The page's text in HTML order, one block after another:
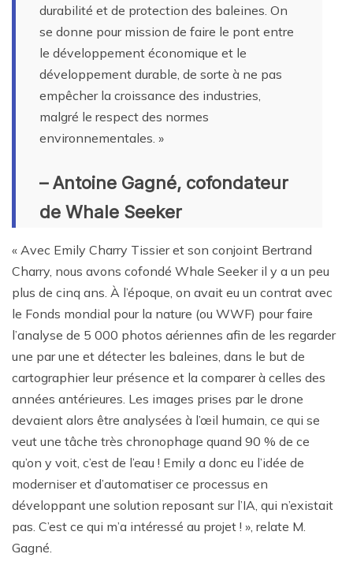
durabilité et de protection des baleines. On
se donne pour mission de faire le pont entre
le développement économique et le
développement durable, de sorte à ne pas
empêcher la croissance des industries,
malgré le respect des normes
environnementales. »
– Antoine Gagné, cofondateur
de Whale Seeker
« Avec Emily Charry Tissier et son conjoint Bertrand
Charry, nous avons cofondé Whale Seeker il y a un peu
plus de cinq ans. À l’époque, on avait eu un contrat avec
le Fonds mondial pour la nature (ou WWF) pour faire
l’analyse de 5 000 photos aériennes afin de les regarder
une par une et détecter les baleines, dans le but de
cartographier leur présence et la comparer à celles des
années antérieures. Les images prises par le drone
devaient alors être analysées à l’œil humain, ce qui se
veut une tâche très chronophage quand 90 % de ce
qu’on y voit, c’est de l’eau ! Emily a donc eu l’idée de
moderniser et d’automatiser ce processus en
développant une solution reposant sur l’IA, qui n’existait
pas. C’est ce qui m’a intéressé au projet ! », relate M.
Gagné.